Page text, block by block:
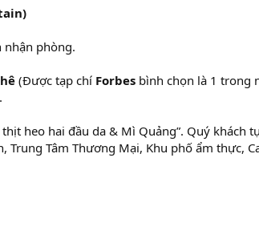
nhận phòng.
(Được tạp chí Forbes bình chọn là 1 trong
heo hai đầu da & Mì Quảng”. Quý khách
Trung Tâm Thương Mại, Khu phố ẩm thực,